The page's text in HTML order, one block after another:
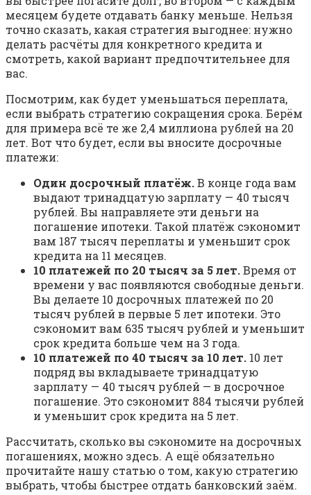
месяцем будете отдавать банку меньше. Нельзя
точно сказать, какая стратегия выгоднее: нужно
делать расчёты для конкретного кредита и
смотреть, какой вариант предпочтительнее для
вас.
Посмотрим, как будет уменьшаться переплата,
если выбрать стратегию сокращения срока. Берём
для примера всё те же 2,4 миллиона рублей на 20
лет. Вот что будет, если вы вносите досрочные
платежи:
Один досрочный платёж.В конце года вам
выдают тринадцатую зарплату — 40 тысяч
рублей. Вы направляете эти деньги на
погашение ипотеки. Такой платёж сэкономит
вам 187 тысяч переплаты и уменьшит срок
кредита на 11 месяцев.
10 платежей по 20 тысяч за 5 лет.Время от
времени у вас появляются свободные деньги.
Вы делаете 10 досрочных платежей по 20
тысяч рублей в первые 5 лет ипотеки. Это
сэкономит вам 635 тысяч рублей и уменьшит
срок кредита больше чем на 3 года.
10 платежей по 40 тысяч за 10 лет. 10 лет
подряд вы вкладываете тринадцатую
зарплату — 40 тысяч рублей — в досрочное
погашение. Это сэкономит 884 тысячи рублей
и уменьшит срок кредита на 5 лет.
Рассчитать, сколько вы сэкономите на досрочных
погашениях, можно здесь. А ещё обязательно
прочитайте нашу статью о том, какую стратегию
выбрать, чтобы быстрее отдать банковский заём.